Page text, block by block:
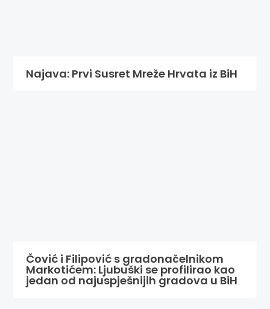
Najava: Prvi Susret Mreže Hrvata iz BiH
Čović i Filipović s gradonačelnikom
Markotićem: Ljubuški se profilirao kao
jedan od najuspješnijih gradova u BiH